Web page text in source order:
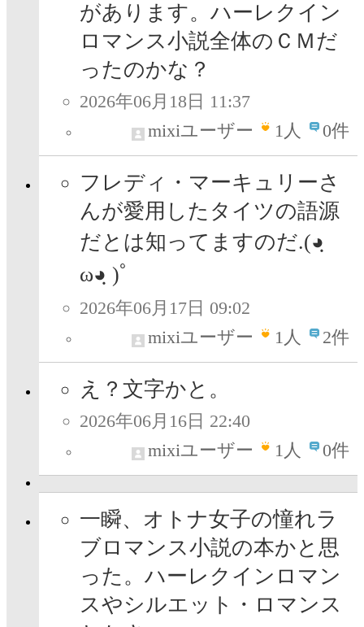
があります。ハーレクイン
ロマンス小説全体のＣＭだ
ったのかな？
2026年06月18日 11:37
mixiユーザー
1人 0件
フレディ・マーキュリーさ
んが愛用したタイツの語源
だとは知ってますのだ.(◕ฺ
ω◕ฺ )ﾟ
2026年06月17日 09:02
mixiユーザー
1人 2件
え？文字かと。
2026年06月16日 22:40
mixiユーザー
1人 0件
一瞬、オトナ女子の憧れラ
ブロマンス小説の本かと思
った。ハーレクインロマン
スやシルエット・ロマンス